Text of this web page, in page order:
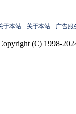
于本站 | 关于本站 | 广告服
(C) 1998-